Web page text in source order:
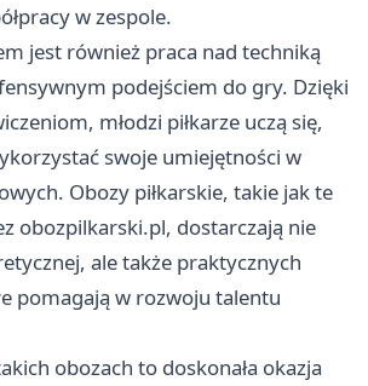
w zespole.
jest również praca nad techniką
podejściem do gry. Dzięki
młodzi piłkarze uczą się,
swoje umiejętności w
Obozy piłkarskie, takie jak te
obozpilkarski.pl, dostarczają nie
ale także praktycznych
pomagają w rozwoju talentu
obozach to doskonała okazja